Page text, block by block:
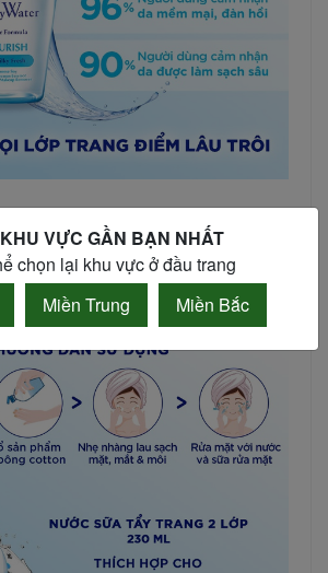
DỤNGVỰC GẦN BẠN NHẤT
chọn lại khu vực ở đầu trang
Miền Trung Miền Bắc